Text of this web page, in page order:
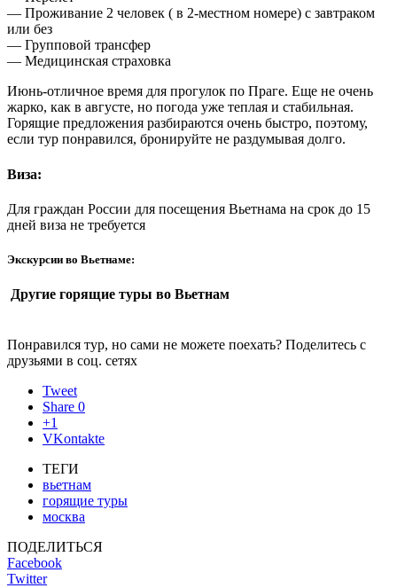
— Проживание 2 человек ( в 2-местном номере) с завтраком
или без
— Групповой трансфер
— Медицинская страховка
Июнь-отличное время для прогулок по Праге. Еще не очень
жарко, как в августе, но погода уже теплая и стабильная.
Горящие предложения разбираются очень быстро, поэтому,
если тур понравился, бронируйте не раздумывая долго.
Виза:
Для граждан России для посещения Вьетнама на срок до 15
дней виза не требуется
Экскурсии во Вьетнаме:
Другие горящие туры во Вьетнам
Понравился тур, но сами не можете поехать? Поделитесь с
друзьями в соц. сетях
Tweet
Share 0
+1
VKontakte
ТЕГИ
вьетнам
горящие туры
москва
ПОДЕЛИТЬСЯ
Facebook
Twitter